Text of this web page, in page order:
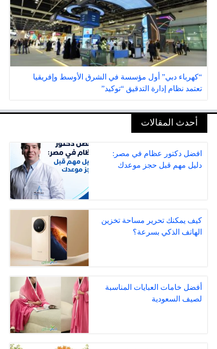
“كهرباء دبي” أول مؤسسة في الشرق الأوسط وإفريقيا
تعتمد نظام إدارة التدقيق “توكيد”
أحدث المقالات
افضل دكتور عظام في مصر:
دليل مهم قبل حجز موعدك
كيف يمكنك تحرير مساحة تخزين
الهاتف الذكي بسرعة؟
أفضل خامات العبايات المناسبة
لصيف السعودية